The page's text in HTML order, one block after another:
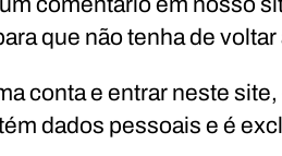
que não tenha de
conta e entrar neste
dados pessoais e é